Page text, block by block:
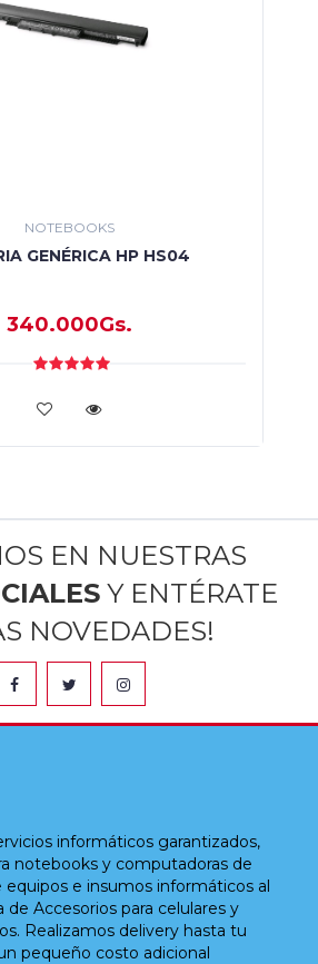
NOTEBOOKS
GENÉRICA HP HS04
340.000Gs.
EN NUESTRAS
Y ENTÉRATE
NOVEDADES!
informáticos garantizados,
notebooks y computadoras de
equipos e insumos informáticos al
de Accesorios para celulares y
Realizamos delivery hasta tu
pequeño costo adicional